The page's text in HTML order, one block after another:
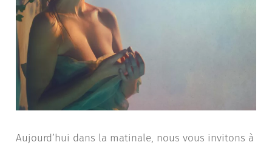
Aujourd’hui dans la matinale, nous vous invitons à